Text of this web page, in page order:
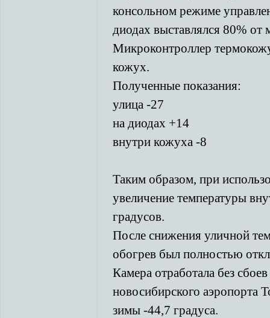
консольном режиме
диодах выставлялся 80%
Микроконтроллер
кожух.
Полученные показания:
улица -27
на диодах +14
внутри кожуха -8
Таким образом, при
увеличение температуры
градусов.
После снижения уличной
обогрев был полностью
Камера отработала без
новосибирского аэропорта
зимы -44,7 градуса.